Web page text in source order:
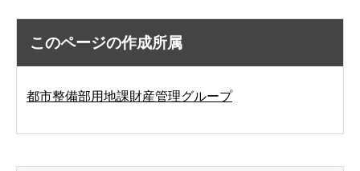
このページの作成所属
都市整備部用地課財産管理グループ